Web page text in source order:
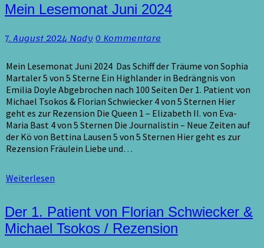
Mein
Lesemonat
2024
Mein Lesemonat Juni 2024
7. August 2024NadyKommentare
0 Kommentare
Mein Lesemonat Juni 2024 Das Schiff der Träume von Sophia
Martaler 5 von 5 Sterne Ein Highlander in Bedrängnis von
Emilia Doyle Abgebrochen nach 100 Seiten Der 1. Patient von
Michael Tsokos & Florian Schwiecker 4 von 5 Sternen Hier
geht es zur Rezension Die Queen 1 – Elizabeth II. von Eva-
Maria Bast 4 von 5 Sternen Die Journalistin – Neue Zeiten auf
der Kö von Bettina Lausen 5 von 5 Sternen Hier geht es zur
Rezension Fräulein Liebe und…
Weiterlesen
Der
1.
Patient
Der 1. Patient von Florian Schwiecker &
Michael Tsokos / Rezension